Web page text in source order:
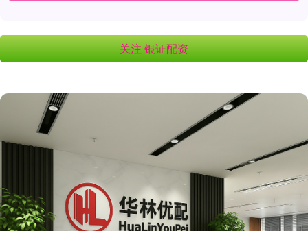
关注 银证配资